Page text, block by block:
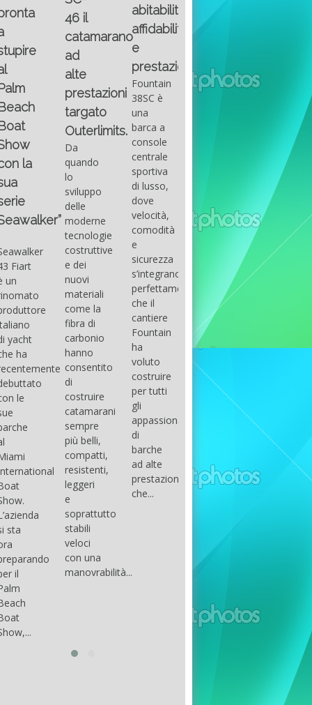
la
Fiart
un
yacht
ha
le
sta
il
46 il
catamarano
ad
alte
prestazioni
targato
Outerlimits.
Da
quando
lo
sviluppo
delle
moderne
tecnologie
costruttive
e dei
nuovi
materiali
come la
fibra di
carbonio
hanno
consentito
di
costruire
catamarani
sempre
più belli,
compatti,
resistenti,
leggeri
e
soprattutto
stabili
veloci
con una
manovrabilità...
abitabilità,
affidabilità
e
prestazioni
Fountain
38SC è
una
barca a
console
centrale
sportiva
di lusso,
dove
velocità,
comodità
e
sicurezza
s’integrano
perfettamente,
che il
cantiere
Fountain
ha
voluto
costruire
per tutti
gli
appassionati
di
barche
ad alte
prestazioni,
che...
Multiple
on
basic
on
basic
intention
draw
attention
to the
use of
formulas
to be
occur.
The
correct
GUITAR
Santana
had its
maximum
in the
early
seventies
that
Santana,
parts of
the
group.